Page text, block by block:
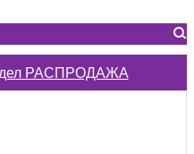
РАСПРОДАЖА